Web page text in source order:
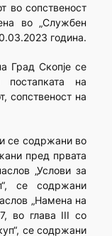
во сопственост
во „Службен
година.
Град Скопје се
постапката на
сопственост на
се содржани во
пред првата
„Услови за
се содржани
„Намена на
во глава III со
се содржани